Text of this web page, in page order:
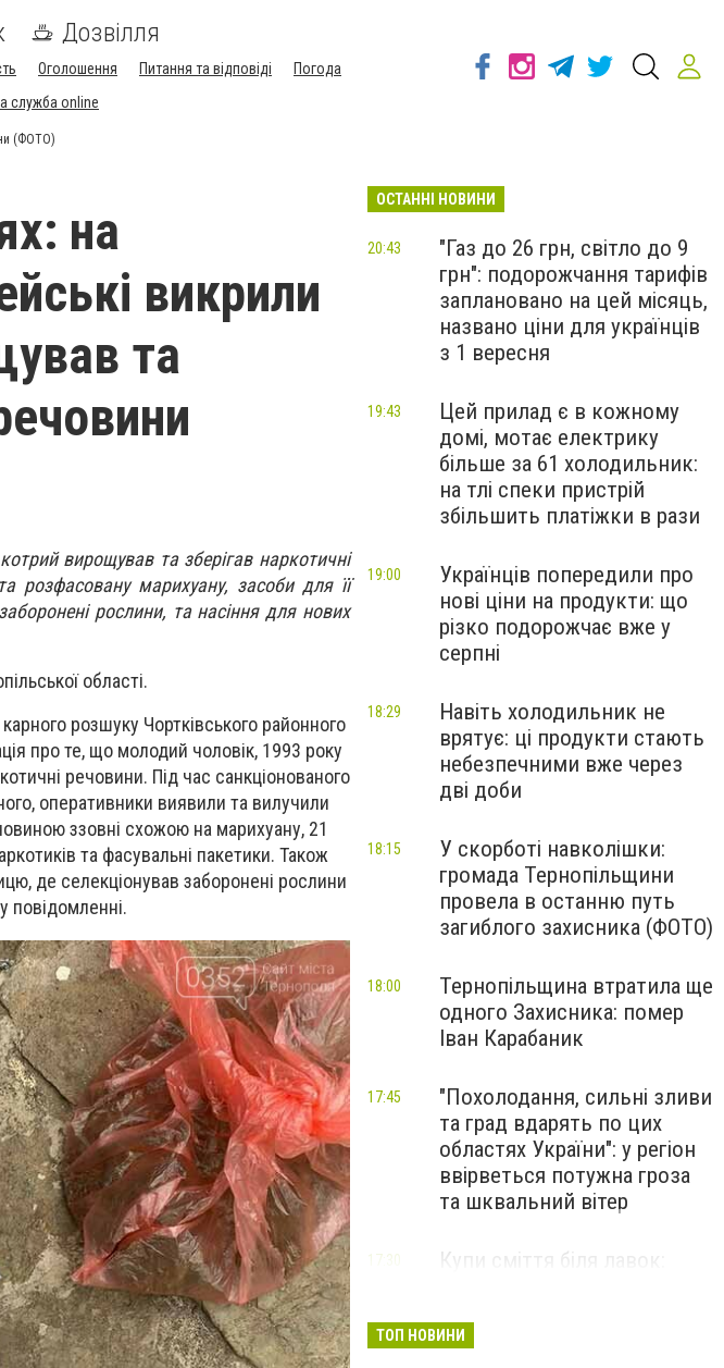
Дозвілля
Оголошення Питання та відповіді
Погода
служба online
(ФОТО)
на
викрили
та
вирощував та зберігав наркотичні
розфасовану марихуану, засоби для її
рослини, та насіння для нових
області.
розшуку Чортківського районного
про те, що молодий чоловік, 1993 року
речовини. Під час санкціонованого
оперативники виявили та вилучили
ззовні схожою на марихуану, 21
та фасувальні пакетики. Також
де селекціонував заборонені рослини
повідомленні.
ОСТАННІ НОВИНИ
"Газ до 26 грн, світло до 9
грн": подорожчання тарифів
заплановано на цей місяць,
названо ціни для українців
з 1 вересня
20:43
Цей прилад є в кожному
домі, мотає електрику
більше за 61 холодильник:
на тлі спеки пристрій
збільшить платіжки в рази
19:43
Українців попередили про
нові ціни на продукти: що
різко подорожчає вже у
серпні
19:00
Навіть холодильник не
врятує: ці продукти стають
небезпечними вже через
дві доби
18:29
У скорботі навколішки:
громада Тернопільщини
провела в останню путь
загиблого захисника (ФОТО)
18:15
Тернопільщина втратила ще
одного Захисника: помер
Іван Карабаник
18:00
"Похолодання, сильні зливи
та град вдарять по цих
областях України": у регіон
ввірветься потужна гроза
та шквальний вітер
17:45
Купи сміття біля лавок:
побаченого у парку (ВІДЕО)
17:30
ТОП НОВИНИ